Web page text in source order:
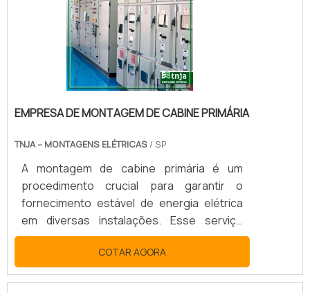
EMPRESA DE MONTAGEM DE CABINE PRIMÁRIA
TNJA – MONTAGENS ELÉTRICAS / SP
A montagem de cabine primária é um
procedimento crucial para garantir o
fornecimento estável de energia elétrica
em diversas instalações. Esse serviço
envolve a montagem e instalação de
estruturas que abrigam equipamentos
elétricos essenciais, como
COTAR AGORA